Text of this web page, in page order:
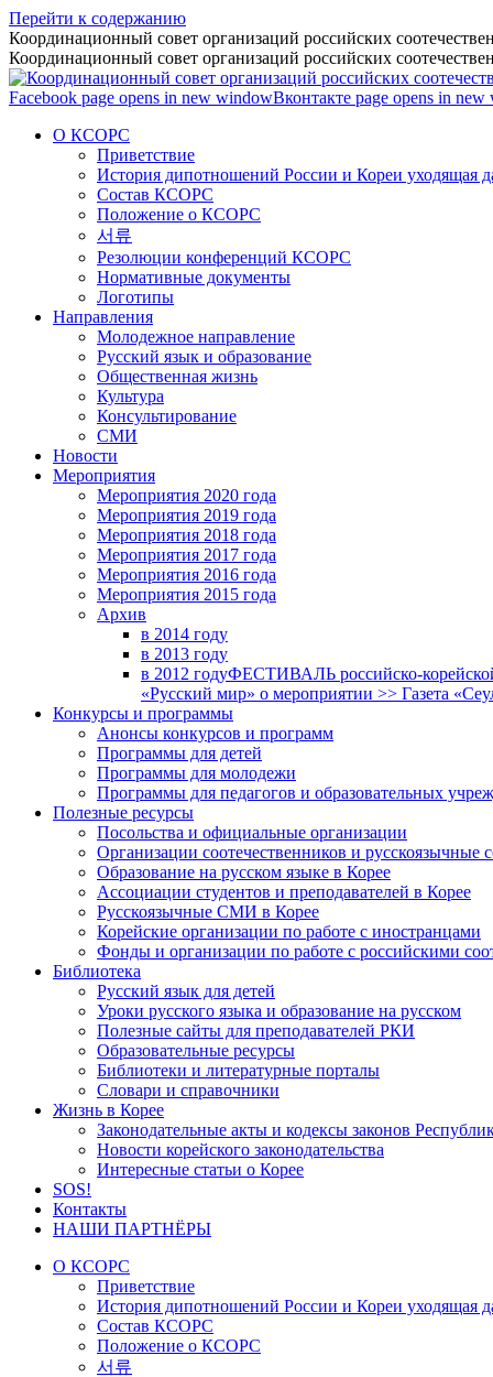
Перейти к содержанию
Координационный совет организаций российских
Координационный совет организаций российских
Facebook page opens in new windowВконтакте page opens in
О КСОРС
Приветствие
История дипотношений России и Кореи уходящая
Состав КСОРС
Положение о КСОРС
서류
Резолюции конференций КСОРС
Нормативные документы
Логотипы
Направления
Молодежное направление
Русский язык и образование
Общественная жизнь
Культура
Консультирование
СМИ
Новости
Мероприятия
Мероприятия 2020 года
Мероприятия 2019 года
Мероприятия 2018 годa
Мероприятия 2017 года
Мероприятия 2016 года
Мероприятия 2015 года
Архив
в 2014 году
в 2013 году
в 2012 годуФЕСТИВАЛЬ российско-
«Русский мир» о мероприятии >> Газета
Конкурсы и программы
Анонсы конкурсов и программ
Программы для детей
Программы для молодежи
Программы для педагогов и образовательных
Полезные ресурсы
Посольства и официальные организации
Организации соотечественников и русскоязычные
Образование на русском языке в Корее
Ассоциации студентов и преподавателей в Корее
Русскоязычные СМИ в Корее
Корейские организации по работе с иностранцами
Фонды и организации по работе с российскими
Библиотека
Русский язык для детей
Уроки русского языка и образование на русском
Полезные сайты для преподавателей РКИ
Образовательные ресурсы
Библиотеки и литературные порталы
Словари и справочники
Жизнь в Корее
Законодательные акты и кодексы законов
Новости корейского законодательства
Интересные статьи о Корее
SOS!
Контакты
НАШИ ПАРТНЁРЫ
О КСОРС
Приветствие
История дипотношений России и Кореи уходящая
Состав КСОРС
Положение о КСОРС
서류